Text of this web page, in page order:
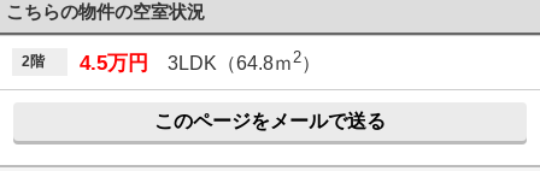
こちらの物件の空室状況
2階 4.5万円 3LDK（64.8ｍ2）
このページをメールで送る